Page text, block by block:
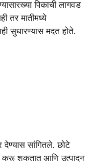
पिकाची लागवड
तर मातीमध्ये
सुधारण्यास मदत होते.
देण्यास सांगितले. छोटे
शकतात आणि उत्पादन